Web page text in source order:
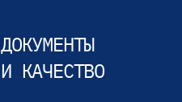
ДОКУМЕНТЫ
И КАЧЕСТВО